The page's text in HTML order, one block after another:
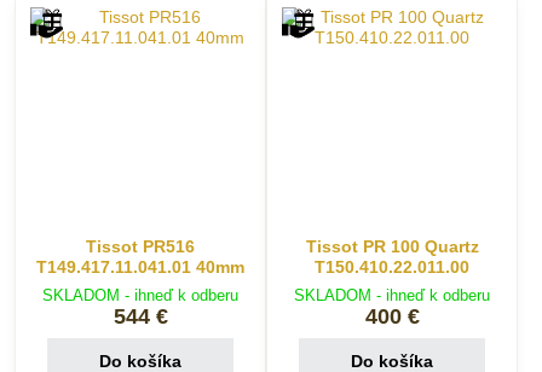
Tissot PR516
T149.417.11.041.01 40mm
SKLADOM - ihneď k odberu
544 €
Do košíka
Tissot PR 100 Quartz
T150.410.22.011.00
SKLADOM - ihneď k odberu
400 €
Do košíka